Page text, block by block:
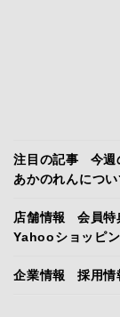
注目の記事 今週
あかのれんについ
店舗情報 会員特
Yahooショッピ
企業情報 採用情